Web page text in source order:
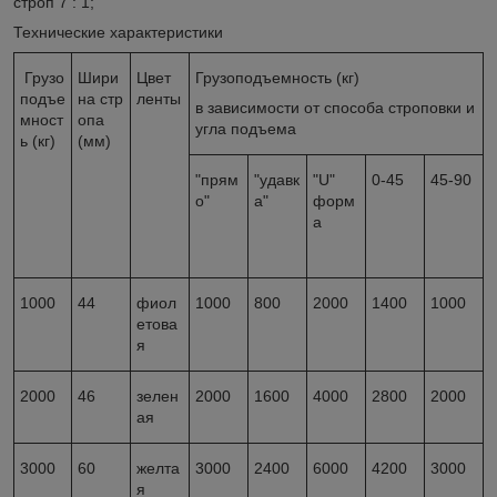
Технические характеристики
Грузо
подъе
мност
ь (кг)
Шири
на стр
опа
(мм)
Цвет
ленты
Грузоподъемность (кг)
в зависимости от способа строповки и
угла подъема
"прям
о"
"удавк
а"
"U"
форм
а
0-45 45-90
1000 44
фиол
етова
я
1000 800 2000 1400 1000
2000 46
зелен
ая
2000 1600 4000 2800 2000
3000 60
желта
я
3000 2400 6000 4200 3000